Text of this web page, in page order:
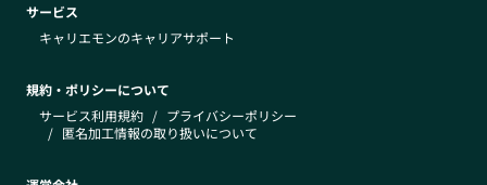
サービス
キャリエモンのキャリアサポート
規約・ポリシーについて
サービス利用規約 / プライバシーポリシー
/ 匿名加工情報の取り扱いについて